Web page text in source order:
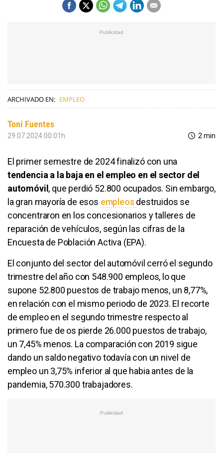
ARCHIVADO EN: EMPLEO
Toni Fuentes
29.07.2024 00:01h 2 min
El primer semestre de 2024 finalizó con una
tendencia a la baja en el empleo en el sector del
automóvil, que perdió 52.800 ocupados. Sin embargo,
la gran mayoría de esos empleos destruidos se
concentraron en los concesionarios y talleres de
reparación de vehículos, según las cifras de la
Encuesta de Población Activa (EPA).
El conjunto del sector del automóvil cerró el segundo
trimestre del año con 548.900 empleos, lo que
supone 52.800 puestos de trabajo menos, un 8,77%,
en relación con el mismo periodo de 2023. El recorte
de empleo en el segundo trimestre respecto al
primero fue de os pierde 26.000 puestos de trabajo,
un 7,45% menos. La comparación con 2019 sigue
dando un saldo negativo todavía con un nivel de
empleo un 3,75% inferior al que habia antes de la
pandemia, 570.300 trabajadores.